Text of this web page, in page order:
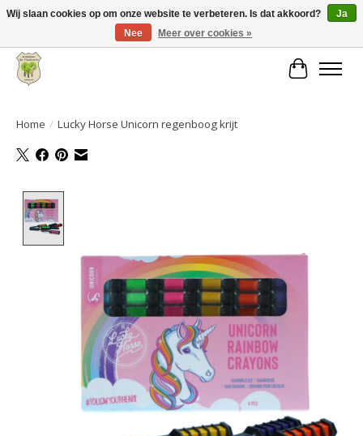
Grote keuze aan producten en snelle verzending!
Home / Lucky Horse Unicorn regenboog krijt
Wij slaan cookies op om onze website te verbeteren. Is dat akkoord?
Ja
Nee
Meer over cookies »